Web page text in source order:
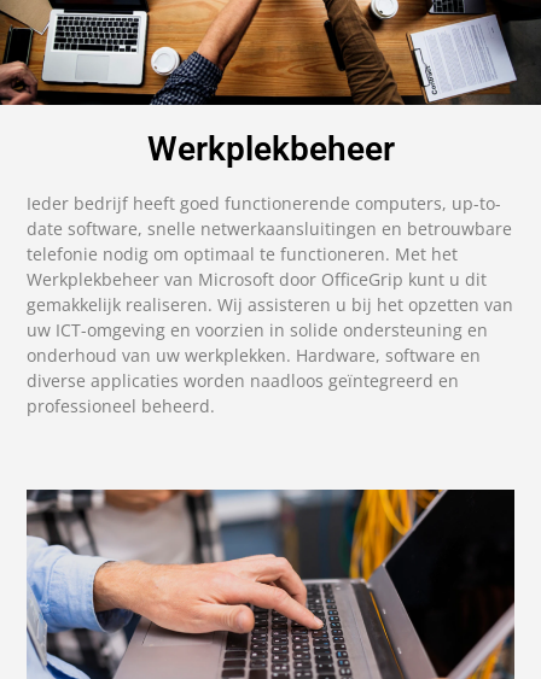
Werkplekbeheer
Ieder bedrijf heeft goed functionerende computers, up-to-
date software, snelle netwerkaansluitingen en betrouwbare
telefonie nodig om optimaal te functioneren. Met het
Werkplekbeheer van Microsoft door OfficeGrip kunt u dit
gemakkelijk realiseren. Wij assisteren u bij het opzetten van
uw ICT-omgeving en voorzien in solide ondersteuning en
onderhoud van uw werkplekken. Hardware, software en
diverse applicaties worden naadloos geïntegreerd en
professioneel beheerd.